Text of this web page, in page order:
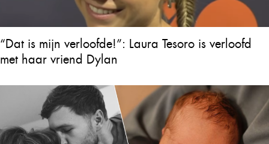
“Dat is mijn verloofde!”: Laura Tesoro is verloofd
met haar vriend Dylan